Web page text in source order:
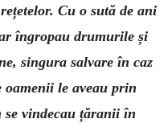
Cu o sută de ani
îngropau dru­mu­rile și
singura salvare în caz
oamenii le aveau prin
vin­decau țăranii în